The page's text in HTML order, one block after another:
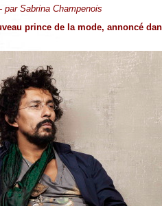
par Sabrina Champenois
prince de la mode, annoncé